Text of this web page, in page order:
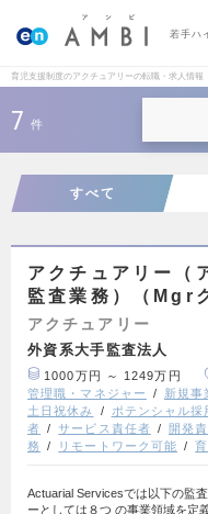
若手ハ
育児支援制度のアクチュアリーの転職・求人情報
7 件
すべて
アクチュアリー（
監査業務）（Mgr
アクチュアリー
外資系大手監査法人
1000万円 ～ 1249万円
管理職・マネジャー
新規事
土日祝休み
ポテンシャル採
者
サービス責任者 開発
務
リモートワーク可能
Actuarial Servicesでは以下の監
ーとしては８つ の事業領域を定